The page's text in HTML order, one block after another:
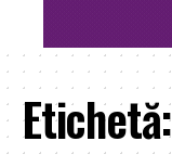
Etichetă: